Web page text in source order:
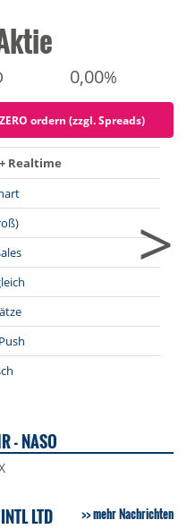
0,00%
ordern (zzgl. Spreads)
Realtime
>
- NASO
LTD mehr Nachrichten